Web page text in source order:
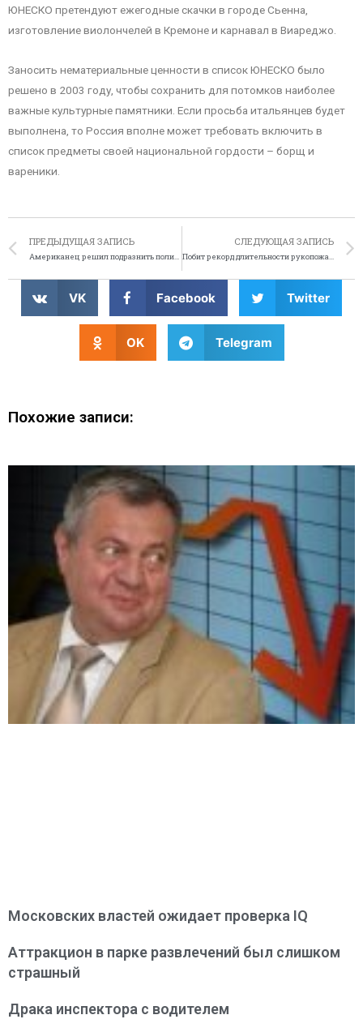
ЮНЕСКО претендуют ежегодные скачки в городе Сьенна,
изготовление виолончелей в Кремоне и карнавал в Виареджо.
Заносить нематериальные ценности в список ЮНЕСКО было
решено в 2003 году, чтобы сохранить для потомков наиболее
важные культурные памятники. Если просьба итальянцев будет
выполнена, то Россия вполне может требовать включить в
список предметы своей национальной гордости – борщ и
вареники.
ПРЕДЫДУЩАЯ ЗАПИСЬ
Американец решил подразнить полицию на Facebook
СЛЕДУЮЩАЯ ЗАПИСЬ
Побит рекорд длительности рукопожатия
VK Facebook Twitter
OK Telegram
Похожие записи:
Московских властей ожидает проверка IQ
Аттракцион в парке развлечений был слишком
страшный
Драка инспектора с водителем